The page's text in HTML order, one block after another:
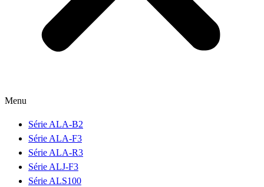
Menu
Série ALA-B2
Série ALA-F3
Série ALA-R3
Série ALJ-F3
Série ALS100